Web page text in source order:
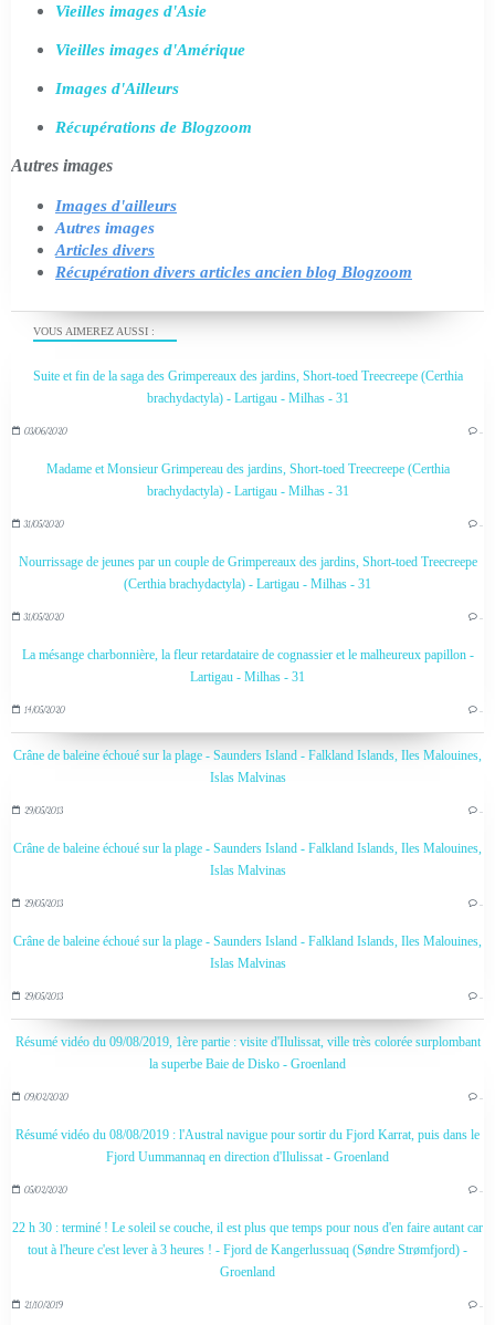
VOUS AIMEREZ AUSSI :
Suite et fin de la saga des Grimpereaux des jardins, Short-toed Treecreepe (Certhia
brachydactyla) - Lartigau - Milhas - 31
03/06/2020 …
Madame et Monsieur Grimpereau des jardins, Short-toed Treecreepe (Certhia
brachydactyla) - Lartigau - Milhas - 31
31/05/2020 …
Nourrissage de jeunes par un couple de Grimpereaux des jardins, Short-toed Treecreepe
(Certhia brachydactyla) - Lartigau - Milhas - 31
31/05/2020 …
La mésange charbonnière, la fleur retardataire de cognassier et le malheureux papillon -
Lartigau - Milhas - 31
14/05/2020 …
Crâne de baleine échoué sur la plage - Saunders Island - Falkland Islands, Iles Malouines,
Islas Malvinas
29/05/2013 …
Crâne de baleine échoué sur la plage - Saunders Island - Falkland Islands, Iles Malouines,
Islas Malvinas
29/05/2013 …
Crâne de baleine échoué sur la plage - Saunders Island - Falkland Islands, Iles Malouines,
Islas Malvinas
29/05/2013 …
Résumé vidéo du 09/08/2019, 1ère partie : visite d'Ilulissat, ville très colorée surplombant
la superbe Baie de Disko - Groenland
09/02/2020 …
Résumé vidéo du 08/08/2019 : l'Austral navigue pour sortir du Fjord Karrat, puis dans le
Fjord Uummannaq en direction d'Ilulissat - Groenland
05/02/2020 …
22 h 30 : terminé ! Le soleil se couche, il est plus que temps pour nous d'en faire autant car
tout à l'heure c'est lever à 3 heures ! - Fjord de Kangerlussuaq (Søndre Strømfjord) -
Groenland
21/10/2019 …
Vieilles images d'Asie
Vieilles images d'Amérique
Images d'Ailleurs
Récupérations de Blogzoom
Autres images
Images d'ailleurs
Autres images
Articles divers
Récupération divers articles ancien blog Blogzoom